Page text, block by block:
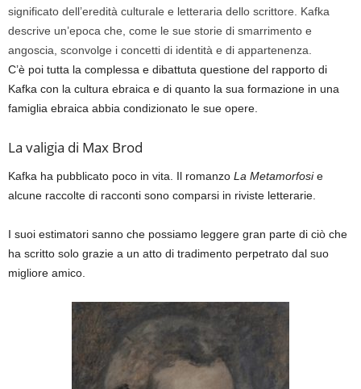
significato dell’eredità culturale e letteraria dello scrittore. Kafka
descrive un’epoca che, come le sue storie di smarrimento e
angoscia, sconvolge i concetti di identità e di appartenenza.
C’è poi tutta la complessa e dibattuta questione del rapporto di
Kafka con la cultura ebraica e di quanto la sua formazione in una
famiglia ebraica abbia condizionato le sue opere.
La valigia di Max Brod
Kafka ha pubblicato poco in vita. Il romanzo La Metamorfosie
alcune raccolte di racconti sono comparsi in riviste letterarie.
I suoi estimatori sanno che possiamo leggere gran parte di ciò che
ha scritto solo grazie a un atto di tradimento perpetrato dal suo
migliore amico.